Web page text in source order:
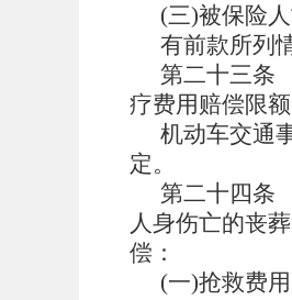
(三)被保险
有前款所列
第二十三条
疗费用赔偿限
机动车交通
定。
第二十四条
人身伤亡的丧
偿：
(一)抢救费